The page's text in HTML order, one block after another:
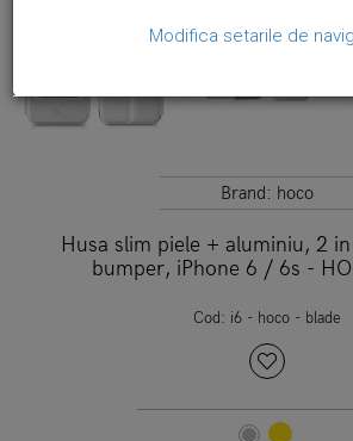
Brand: hoco
Husa slim piele + aluminiu, 2
bumper, iPhone 6 / 6s -
Cod: i6 - hoco - blade
Modifica setarile de